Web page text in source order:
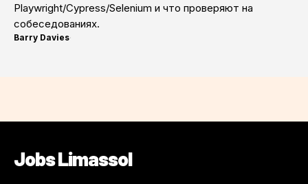
Playwright/Cypress/Selenium и что проверяют на
собеседованиях.
Barry Davies·
Jobs Limassol